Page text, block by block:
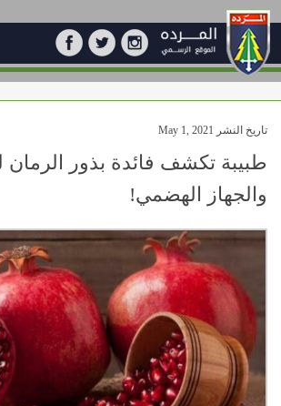
تاريخ النشر May 1, 2021
طبيبة تكشف فائدة بذور الرمان
والجهاز الهضمي!